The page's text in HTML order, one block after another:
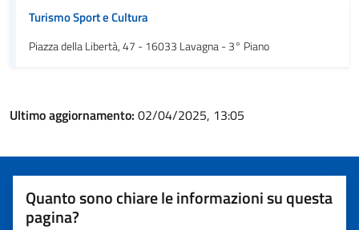
Turismo Sport e Cultura
Piazza della Libertà, 47 - 16033 Lavagna - 3° Piano
Ultimo aggiornamento: 02/04/2025, 13:05
Quanto sono chiare le informazioni su questa
pagina?